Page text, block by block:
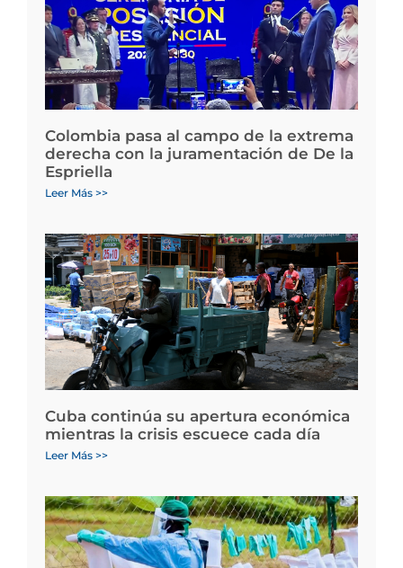
Colombia pasa al campo de la extrema
derecha con la juramentación de De la
Espriella
Leer Más >>
Cuba continúa su apertura económica
mientras la crisis escuece cada día
Leer Más >>